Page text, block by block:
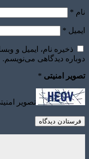
نام *
ایمیل *
ذخیره نام، ایمیل و
دوباره دیدگاهی می‌نویسم.
تصویر امنیتی *
تصویر